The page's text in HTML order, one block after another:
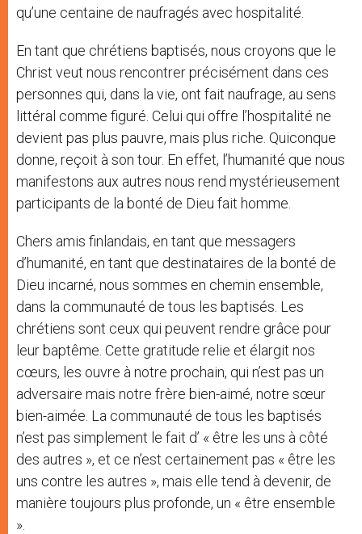
qu’une centaine de naufragés avec hospitalité.
En tant que chrétiens baptisés, nous croyons que le
Christ veut nous rencontrer précisément dans ces
personnes qui, dans la vie, ont fait naufrage, au sens
littéral comme figuré. Celui qui offre l’hospitalité ne
devient pas plus pauvre, mais plus riche. Quiconque
donne, reçoit à son tour. En effet, l’humanité que nous
manifestons aux autres nous rend mystérieusement
participants de la bonté de Dieu fait homme.
Chers amis finlandais, en tant que messagers
d’humanité, en tant que destinataires de la bonté de
Dieu incarné, nous sommes en chemin ensemble,
dans la communauté de tous les baptisés. Les
chrétiens sont ceux qui peuvent rendre grâce pour
leur baptême. Cette gratitude relie et élargit nos
cœurs, les ouvre à notre prochain, qui n’est pas un
adversaire mais notre frère bien-aimé, notre sœur
bien-aimée. La communauté de tous les baptisés
n’est pas simplement le fait d’ « être les uns à côté
des autres », et ce n’est certainement pas « être les
uns contre les autres », mais elle tend à devenir, de
manière toujours plus profonde, un « être ensemble
».